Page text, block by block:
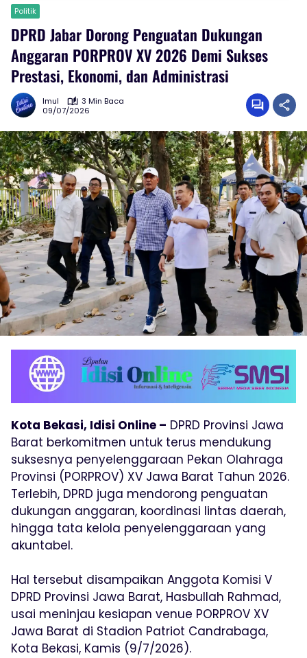
Politik
DPRD Jabar Dorong Penguatan Dukungan
Anggaran PORPROV XV 2026 Demi Sukses
Prestasi, Ekonomi, dan Administrasi
Imul
3 Min Baca
09/07/2026
Kota Bekasi, Idisi Online – DPRD Provinsi Jawa
Barat berkomitmen untuk terus mendukung
suksesnya penyelenggaraan Pekan Olahraga
Provinsi (PORPROV) XV Jawa Barat Tahun 2026.
Terlebih, DPRD juga mendorong penguatan
dukungan anggaran, koordinasi lintas daerah,
hingga tata kelola penyelenggaraan yang
akuntabel.
Hal tersebut disampaikan Anggota Komisi V
DPRD Provinsi Jawa Barat, Hasbullah Rahmad,
usai meninjau kesiapan venue PORPROV XV
Jawa Barat di Stadion Patriot Candrabaga,
Kota Bekasi, Kamis (9/7/2026).